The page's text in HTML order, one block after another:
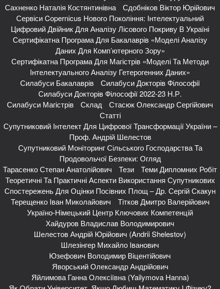
Сахненко Наталія Костянтинівна
Сдобніков Віктор Юрійович
Сервіси Copernicus Нового Покоління: Інтелектуальний
Цифровий Двійник Для Аналізу Лісового Покриву В Україні
Сертифікатна Програма Для Бакалаврів «Моделі Аналізу
Даних Для Комп’ютерного Зору»
Сертифікатна Програма Для Магістрів «Моделі Та Методи
Інтелектуального Аналізу Гетерогенних Даних»
Силабуси Бакалаврів
Силабуси Докторів Філософії
Силабуси Докторів Філософії 2022-23 Н.р.
Силабуси Магістрів
Склад
Стасюк Олександр Сергійович
Статті
Супутниковий Інтелект Для Цифрової Трансформації України –
Проф. Андрій Шелестов
Супутниковий Моніторинг Сільського Господарства Та
Продовольчої Безпеки: Огляд
Тарасенко Степан Анатолійович
Тези
Теми Дипломних Робіт
Теоретичні Та Практичні Аспекти Використання Супутникових
Спостережень Для Оцінки Посівних Площ – Др. Сергій Скакун
Терещенко Іван Миколайович
Тітков Дмитро Валерійович
Україно-Німецький Центр Ключових Компетенцій
Хайдуров Владислав Володимирович
Шелестов Андрій Юрійович (Andrii Shelestov)
Шлезінгер Михайло Іванович
Юзефович Володимир Віцентійович
Яворський Олександр Андрійович
Яйлимова Ганна Олексіївна (Yailymova Hanna)